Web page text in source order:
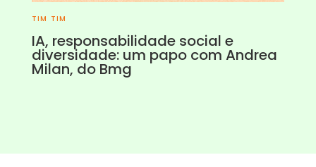
TIM TIM
IA, responsabilidade social e
diversidade: um papo com Andrea
Milan, do Bmg